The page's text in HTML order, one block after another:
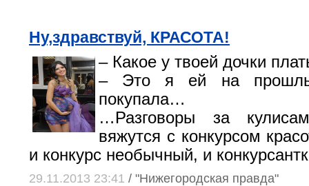
Ну,здравствуй, КРАСОТА!
– Какое у твоей дочки
– Это я ей на
покупала…
…Разговоры за
вяжутся с конкурсом
и конкурс необычный, и
29.11.2013 23:41 / "Нижегородская правда"